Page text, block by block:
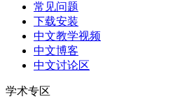
常见问题
下载安装
中文教学视频
中文博客
中文讨论区
学术专区